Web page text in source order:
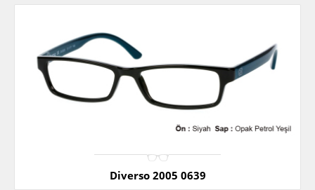
Diverso 2005 0639